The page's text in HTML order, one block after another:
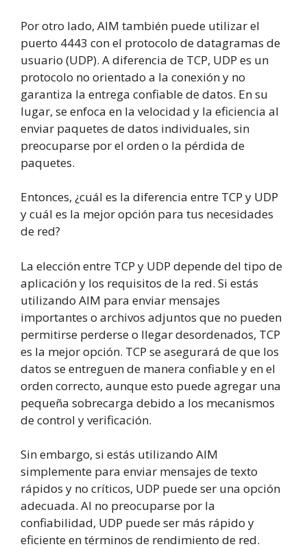
Por otro lado, AIM también puede utilizar el
puerto 4443 con el protocolo de datagramas de
usuario (UDP). A diferencia de TCP, UDP es un
protocolo no orientado a la conexión y no
garantiza la entrega confiable de datos. En su
lugar, se enfoca en la velocidad y la eficiencia al
enviar paquetes de datos individuales, sin
preocuparse por el orden o la pérdida de
paquetes.
Entonces, ¿cuál es la diferencia entre TCP y UDP
y cuál es la mejor opción para tus necesidades
de red?
La elección entre TCP y UDP depende del tipo de
aplicación y los requisitos de la red. Si estás
utilizando AIM para enviar mensajes
importantes o archivos adjuntos que no pueden
permitirse perderse o llegar desordenados, TCP
es la mejor opción. TCP se asegurará de que los
datos se entreguen de manera confiable y en el
orden correcto, aunque esto puede agregar una
pequeña sobrecarga debido a los mecanismos
de control y verificación.
Sin embargo, si estás utilizando AIM
simplemente para enviar mensajes de texto
rápidos y no críticos, UDP puede ser una opción
adecuada. Al no preocuparse por la
confiabilidad, UDP puede ser más rápido y
eficiente en términos de rendimiento de red.